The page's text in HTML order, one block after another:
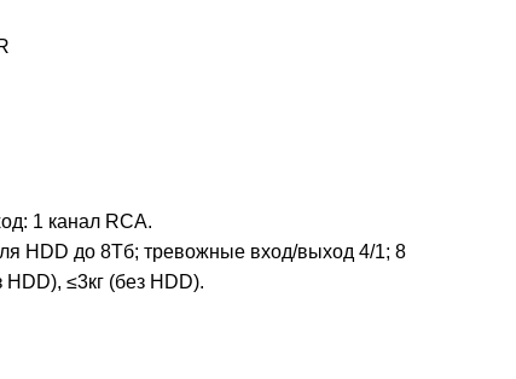
1 канал RCA.
HDD до 8Тб; тревожные вход/выход 4/1; 8
≤3кг (без HDD).